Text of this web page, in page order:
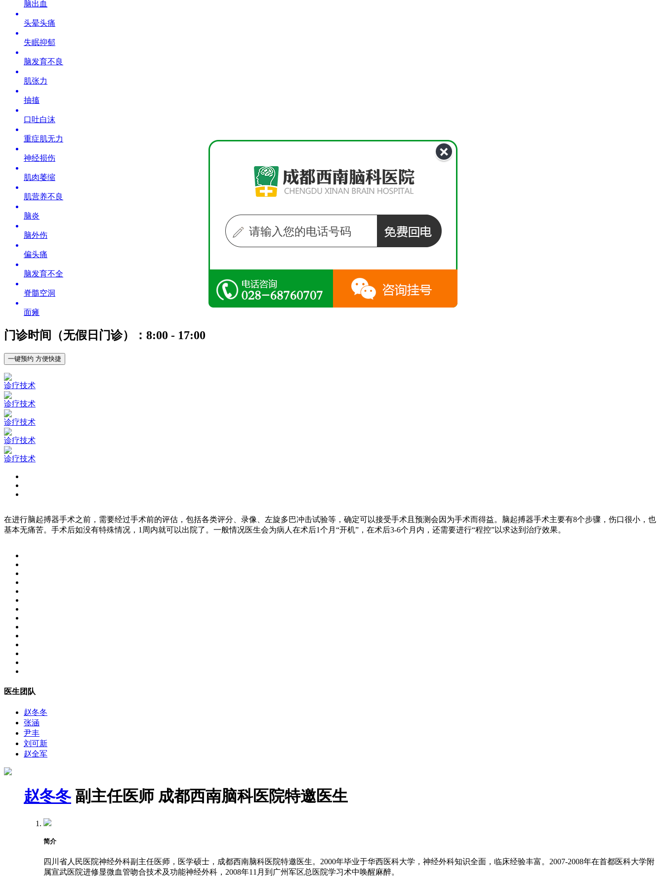
脑出血
头晕头痛
失眠抑郁
脑发育不良
肌张力
抽搐
口吐白沫
重症肌无力
神经损伤
肌肉萎缩
肌营养不良
脑炎
脑外伤
偏头痛
脑发育不全
脊髓空洞
面瘫
门诊时间（无假日门诊）：8:00 - 17:00
一键预约 方便快捷
诊疗技术
诊疗技术
诊疗技术
诊疗技术
诊疗技术
在进行脑起搏器手术之前，需要经过手术前的评估，包括各类评分、录像、左旋多巴冲击试验等，确定可以接受手术且预测会因为手术而得益。脑起搏器手术主要有8个步骤，伤口很小，也
基本无痛苦。手术后如没有特殊情况，1周内就可以出院了。一般情况医生会为病人在术后1个月“开机”，在术后3-6个月内，还需要进行“程控”以求达到治疗效果。
医生团队
赵冬冬
张涵
尹丰
刘可新
赵全军
赵冬冬 副主任医师 成都西南脑科医院特邀医生
简介
四川省人民医院神经外科副主任医师，医学硕士，成都西南脑科医院特邀医生。2000年毕业于华西医科大学，神经外科知识全面，临床经验丰富。2007-2008年在首都医科大学附
属宣武医院进修显微血管吻合技术及功能神经外科，2008年11月到广州军区总医院学习术中唤醒麻醉。